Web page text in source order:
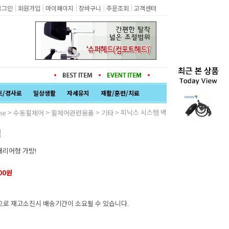
인 | 회원가입 | 마이페이지 | 장바구니 | 주문조회 | 고객센터
/경사로 일상생활 자세유지 재활/훈련/치료
> 수동휠체어 > 휠체어관련용품 > 기타 > 피닉스 시스템 백
어형 가방!
원
로 재고소진시 배송기간이 소요될 수 있습니다.